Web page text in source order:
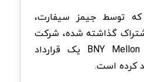
توسط جیمز سیفارت،
اشتراک گذاشته شده، شرکت
گری‌اسکیل با بانک BNY Mellon یک قرارداد
کرده است.